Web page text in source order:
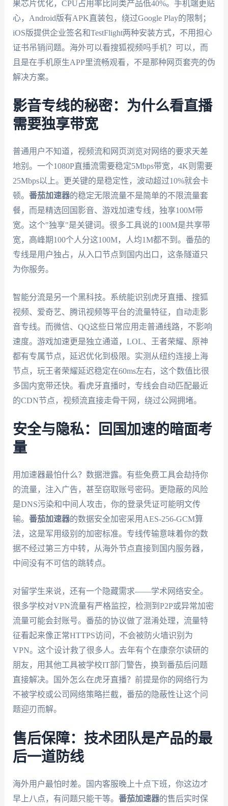
果芯片优化，CPU占用率比同类产品低40%。手机端更贴
心，Android版有APK直装包，绕过Google Play的限制；
iOS版提供企业签名和TestFlight两种安装方式，不用担心
证书吊销问题。海外可以看搜狐视频吗手机？可以，而
且是在手机原生APP里流畅观看，不是那种网页套壳的伪
解决方案。
影音专线的秘密：为什么看直播
需要独享带宽
普通用户不知道，视频流和网页浏览对网络的要求天差
地别。一个1080P直播流需要稳定5Mbps带宽，4K则需要
25Mbps以上。更关键的是稳定性，波动超过10%就会卡
顿。 番茄加速器的稳定无限流量不是简单的不限流量套
餐，而是精选回国影音、游戏加速专线，独享100M带
宽。这个"独享"是关键词。很多工具说的100M是共享带
宽，高峰期100个人分这100M，人均1M都不到。番茄的
专线是用户独占，从入口节点到国内出口，这条隧道只
为你服务。
智能分流是另一个黑科技。系统能识别虎牙直播、搜狐
视频、爱奇艺、腾讯视频等平台的流量特征，自动走影
音专线。而微信、QQ这些日常应用走普通线路，不影响
速度。游戏加速更是独立通道，LOL、王者荣耀、原神
都有专属节点，延迟优化到极限。实测从纽约连接上海
节点，玩王者荣耀延迟稳定在60ms左右，这个数值比很
多国内宽带还快。看虎牙直播时，专线会自动匹配最近
的CDN节点，视频流直接走骨干网，绕过公网拥堵。
安全与隐私：回国加速的暗面考
量
用加速器最怕什么？数据泄露。有些免费工具会劫持你
的流量，注入广告，甚至窃取账号密码。更隐蔽的风险
是DNS污染和中间人攻击，你的登录凭证可能明文传
输。 番茄加速器的数据安全加密采用AES-256-GCM算
法，这是军用级别的加密标准。专线传输意味着你的数
据不经过第三方中转，从海外节点直接到国内服务器，
中间没有不可信的跳转点。
对留学生来说，还有一个隐藏需求——学术网络安全。
很多学校对VPN流量有严格监控，检测到P2P或异常加密
流量可能会封账号。番茄的协议做了混淆处理，流量特
征看起来像正常HTTPS访问，不会被防火墙识别为
VPN。这个设计救了很多人。去年有个在康奈尔读研的
朋友，用其他工具被学校IT部门警告，换到番茄后问题
直接解决。国外怎么在虎牙直播？前提是你的网络行为
不被学校或公司网络策略拦截，番茄的隐蔽性让这个问
题迎刃而解。
售后保障：技术团队是产品的最
后一道防线
海外用户最怕时差。国内客服晚上十点下班，你这边才
早上八点，有问题只能干等。 番茄加速器的售后实时保